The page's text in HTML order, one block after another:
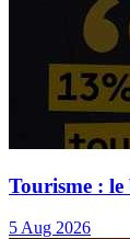
Tourisme : le
5 Aug 2026